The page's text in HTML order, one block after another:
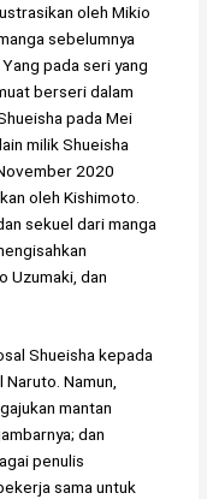
oleh Mikio
sebelumnya
pada seri yang
berseri dalam
pada Mei
milik Shueisha
2020
oleh Kishimoto.
sekuel dari manga
Uzumaki, dan
Shueisha kepada
Namun,
mantan
dan
penulis
sama untuk